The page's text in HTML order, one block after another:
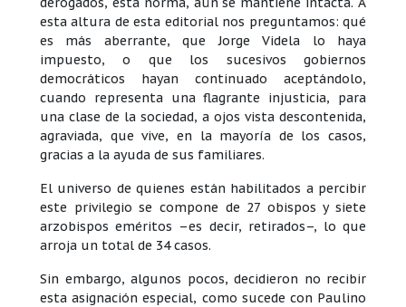
esta altura de esta editorial nos preguntamos: qué
es más aberrante, que Jorge Videla lo haya
impuesto, o que los sucesivos gobiernos
democráticos hayan continuado aceptándolo,
cuando representa una flagrante injusticia, para
una clase de la sociedad, a ojos vista descontenida,
agraviada, que vive, en la mayoría de los casos,
gracias a la ayuda de sus familiares.
El universo de quienes están habilitados a percibir
este privilegio se compone de 27 obispos y siete
arzobispos eméritos –es decir, retirados–, lo que
arroja un total de 34 casos.
Sin embargo, algunos pocos, decidieron no recibir
esta asignación especial, como sucede con Paulino